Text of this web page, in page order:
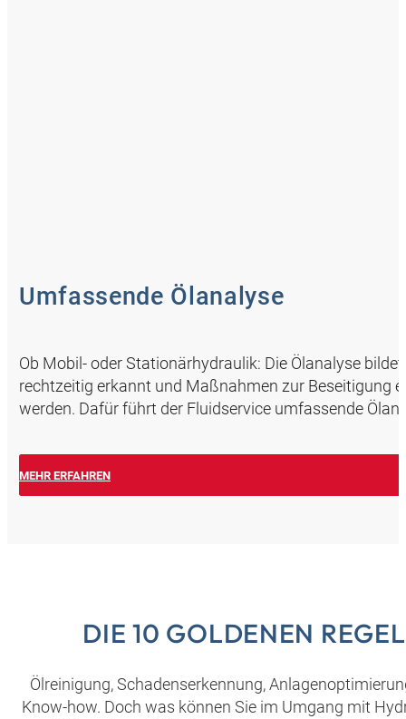
Umfassende Ölanalyse
Ob Mobil- oder Stationärhydraulik: Die Ölanalyse
rechtzeitig erkannt und Maßnahmen zur Beseitigung
werden. Dafür führt der Fluidservice umfassende
MEHR ERFAHREN
DIE 10 GOLDENEN
Ölreinigung, Schadenserkennung,
Know-how. Doch was können Sie im Umgang mit